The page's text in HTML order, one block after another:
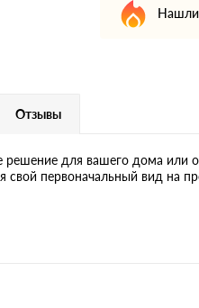
Нашли
Отзывы
решение для вашего дома или
первоначальный вид на